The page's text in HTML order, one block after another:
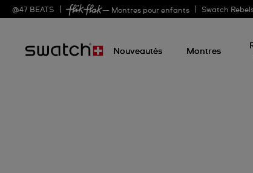
@47 BEATS — Montres pour enfants Swatch
Nouveautés Montres